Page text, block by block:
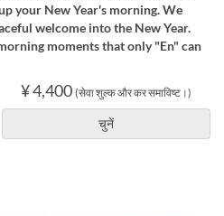
your New Year's morning. We
welcome into the New Year.
moments that only "En" can
¥ 4,400 (सेवा शुल्क और कर समाविष्ट।)
चुनें